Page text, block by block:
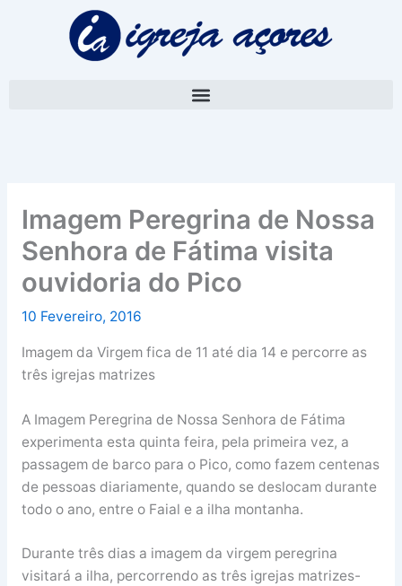
Imagem Peregrina de Nossa
Senhora de Fátima visita
ouvidoria do Pico
10 Fevereiro, 2016
Imagem da Virgem fica de 11 até dia 14 e percorre as
três igrejas matrizes
A Imagem Peregrina de Nossa Senhora de Fátima
experimenta esta quinta feira, pela primeira vez, a
passagem de barco para o Pico, como fazem centenas
de pessoas diariamente, quando se deslocam durante
todo o ano, entre o Faial e a ilha montanha.
Durante três dias a imagem da virgem peregrina
visitará a ilha, percorrendo as três igrejas matrizes-